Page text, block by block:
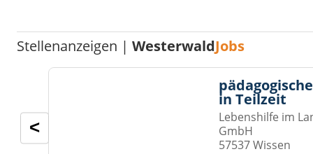
Stellenanzeigen |WesterwaldJobs
in Teilzeit
Lebenshilfe im
GmbH
57537 Wissen
<